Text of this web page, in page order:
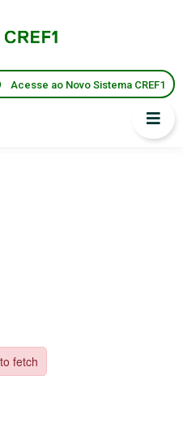
Acesse ao Novo Sistema CREF1